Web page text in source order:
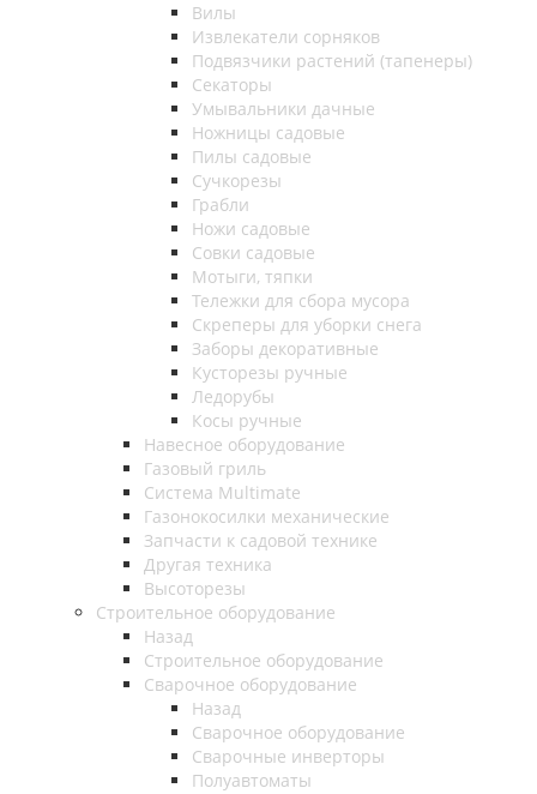
Вилы
Извлекатели сорняков
Подвязчики растений (тапенеры)
Секаторы
Умывальники дачные
Ножницы садовые
Пилы садовые
Сучкорезы
Грабли
Ножи садовые
Совки садовые
Мотыги, тяпки
Тележки для сбора мусора
Скреперы для уборки снега
Заборы декоративные
Кусторезы ручные
Ледорубы
Косы ручные
Навесное оборудование
Газовый гриль
Система Multimate
Газонокосилки механические
Запчасти к садовой технике
Другая техника
Высоторезы
Строительное оборудование
Назад
Строительное оборудование
Сварочное оборудование
Назад
Сварочное оборудование
Сварочные инверторы
Полуавтоматы